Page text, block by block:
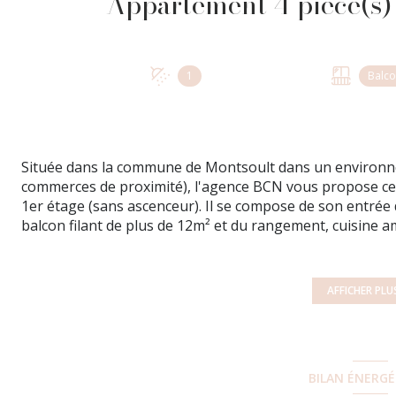
1
Située dans la commune de Montsoult dans un
commerces de proximité), l'agence BCN vous propose
1er étage (sans ascenceur). Il se compose de son
balcon filant de plus de 12m² et du rangement, cuisine
Ses atouts: emplacement, luminosité, double
énergétique de l'appartement : Classe confort E/294 et
plus d'informations ou pour planifier une visite,
AFFICHER
BILAN